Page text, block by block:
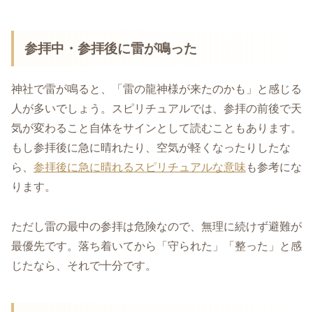
参拝中・参拝後に雷が鳴った
神社で雷が鳴ると、「雷の龍神様が来たのかも」と感じる
人が多いでしょう。スピリチュアルでは、参拝の前後で天
気が変わること自体をサインとして読むこともあります。
もし参拝後に急に晴れたり、空気が軽くなったりしたな
ら、 参拝後に急に晴れるスピリチュアルな意味 も参考にな
ります。
ただし雷の最中の参拝は危険なので、無理に続けず避難が
最優先です。落ち着いてから「守られた」「整った」と感
じたなら、それで十分です。